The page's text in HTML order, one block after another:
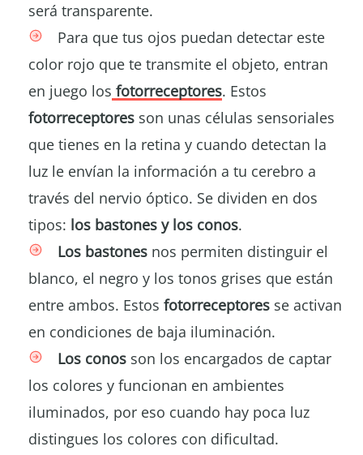
será transparente.
Para que tus ojos puedan detectar este
color rojo que te transmite el objeto, entran
en juego los fotorreceptores. Estos
fotorreceptores son unas células sensoriales
que tienes en la retina y cuando detectan la
luz le envían la información a tu cerebro a
través del nervio óptico. Se dividen en dos
tipos: los bastones y los conos.
Los bastones nos permiten distinguir el
blanco, el negro y los tonos grises que están
entre ambos. Estos fotorreceptores se activan
en condiciones de baja iluminación.
Los conos son los encargados de captar
los colores y funcionan en ambientes
iluminados, por eso cuando hay poca luz
distingues los colores con dificultad.